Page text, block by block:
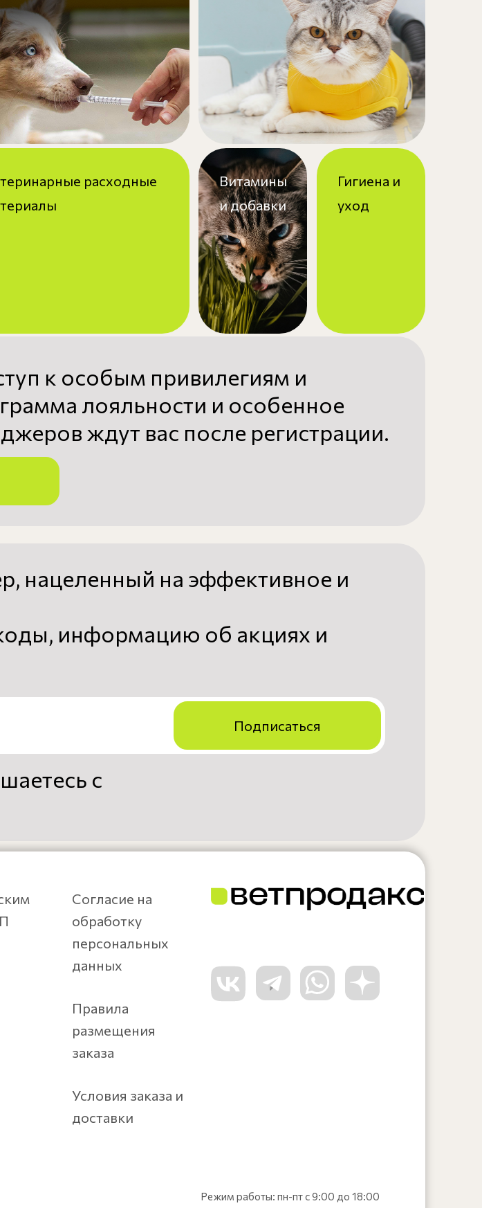
расходные
Витамины
и добавки
Гигиена и
уход
к особым привилегиям и
лояльности и особенное
ждут вас после регистрации.
нацеленный на эффективное и
информацию об акциях и
Подписаться
с
Согласие на
обработку
персональных
данных
Правила
размещения
заказа
Условия заказа и
доставки
Режим работы: пн-пт с 9:00 до 18:00